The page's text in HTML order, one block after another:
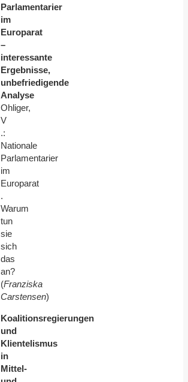
Parlamentarier
im
Europarat
–
interessante
Ergebnisse,
unbefriedigende
Analyse
Ohliger,
V
.:
Nationale
Parlamentarier
im
Europarat
.
Warum
tun
sie
sich
das
an?
(Franziska
Carstensen)
Koalitionsregierungen
und
Klientelismus
in
Mittel-